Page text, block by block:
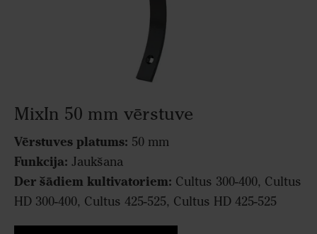
MixIn 50 mm vērstuve
Vērstuves platums: 50 mm
Funkcija: Jaukšana
Der šādiem kultivatoriem: Cultus 300-400, Cultus
HD 300-400, Cultus 425-525, Cultus HD 425-525